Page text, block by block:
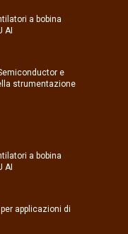
a bobina
AI
e
strumentazione
a bobina
AI
applicazioni di